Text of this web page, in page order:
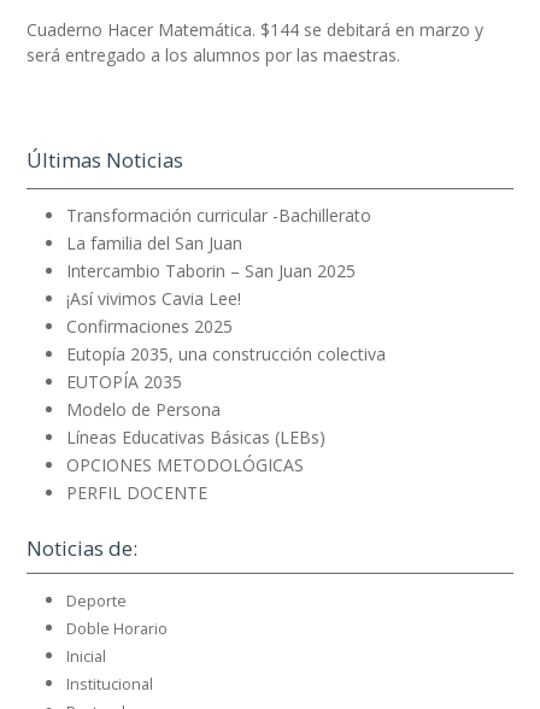
Cuaderno Hacer Matemática. $144 se debitará en marzo y
será entregado a los alumnos por las maestras.
Últimas Noticias
Transformación curricular -Bachillerato
La familia del San Juan
Intercambio Taborin – San Juan 2025
¡Así vivimos Cavia Lee!
Confirmaciones 2025
Eutopía 2035, una construcción colectiva
EUTOPÍA 2035
Modelo de Persona
Líneas Educativas Básicas (LEBs)
OPCIONES METODOLÓGICAS
PERFIL DOCENTE
Noticias de:
Deporte
Doble Horario
Inicial
Institucional